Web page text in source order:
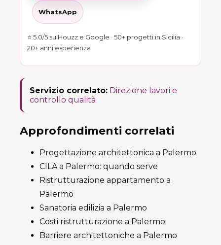
WhatsApp
⭐ 5.0/5 su Houzz e Google · 50+ progetti in Sicilia ·
20+ anni esperienza
Servizio correlato: Direzione lavori e
controllo qualità
Approfondimenti correlati
Progettazione architettonica a Palermo
CILA a Palermo: quando serve
Ristrutturazione appartamento a
Palermo
Sanatoria edilizia a Palermo
Costi ristrutturazione a Palermo
Barriere architettoniche a Palermo